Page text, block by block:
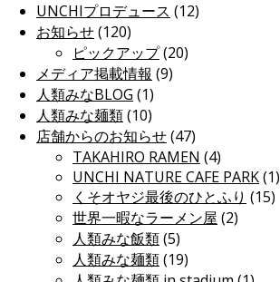
UNCHIプロデュース (12)
お知らせ(120)
ピックアップ(20)
メディア掲載情報 (9)
人類みなBLOG (1)
人類みな麺類(10)
店舗からのお知らせ(47)
TAKAHIRO RAMEN (4)
UNCHI NATURE CAFE PARK(1)
くそオヤジ最後のひとふり (15)
世界一暇なラーメン屋 (2)
人類みな飯類(5)
人類みな麺類(19)